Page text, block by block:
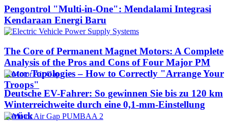
Pengontrol "Multi-in-One": Mendalami Integrasi
Kendaraan Energi Baru
The Core of Permanent Magnet Motors: A Complete
Analysis of the Pros and Cons of Four Major PM
Rotor Topologies – How to Correctly "Arrange Your
Troops"
Deutsche EV-Fahrer: So gewinnen Sie bis zu 120 km
Winterreichweite durch eine 0,1-mm-Einstellung
zurück